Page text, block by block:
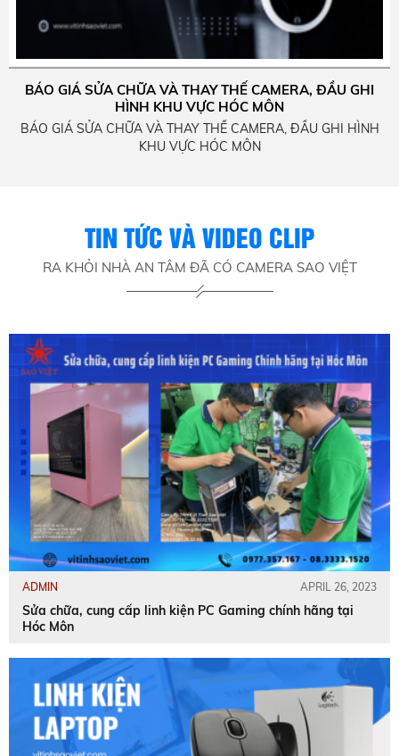
BÁO GIÁ SỬA CHỮA VÀ THAY THẾ CAMERA, ĐẦU GHI
HÌNH KHU VỰC HÓC MÔN
BÁO GIÁ SỬA CHỮA VÀ THAY THẾ CAMERA, ĐẦU GHI HÌNH
KHU VỰC HÓC MÔN
TIN TỨC VÀ VIDEO CLIP
RA KHỎI NHÀ AN TÂM ĐÃ CÓ CAMERA SAO VIỆT
ADMIN APRIL 26, 2023
Sửa chữa, cung cấp linh kiện PC Gaming chính hãng tại
Hóc Môn